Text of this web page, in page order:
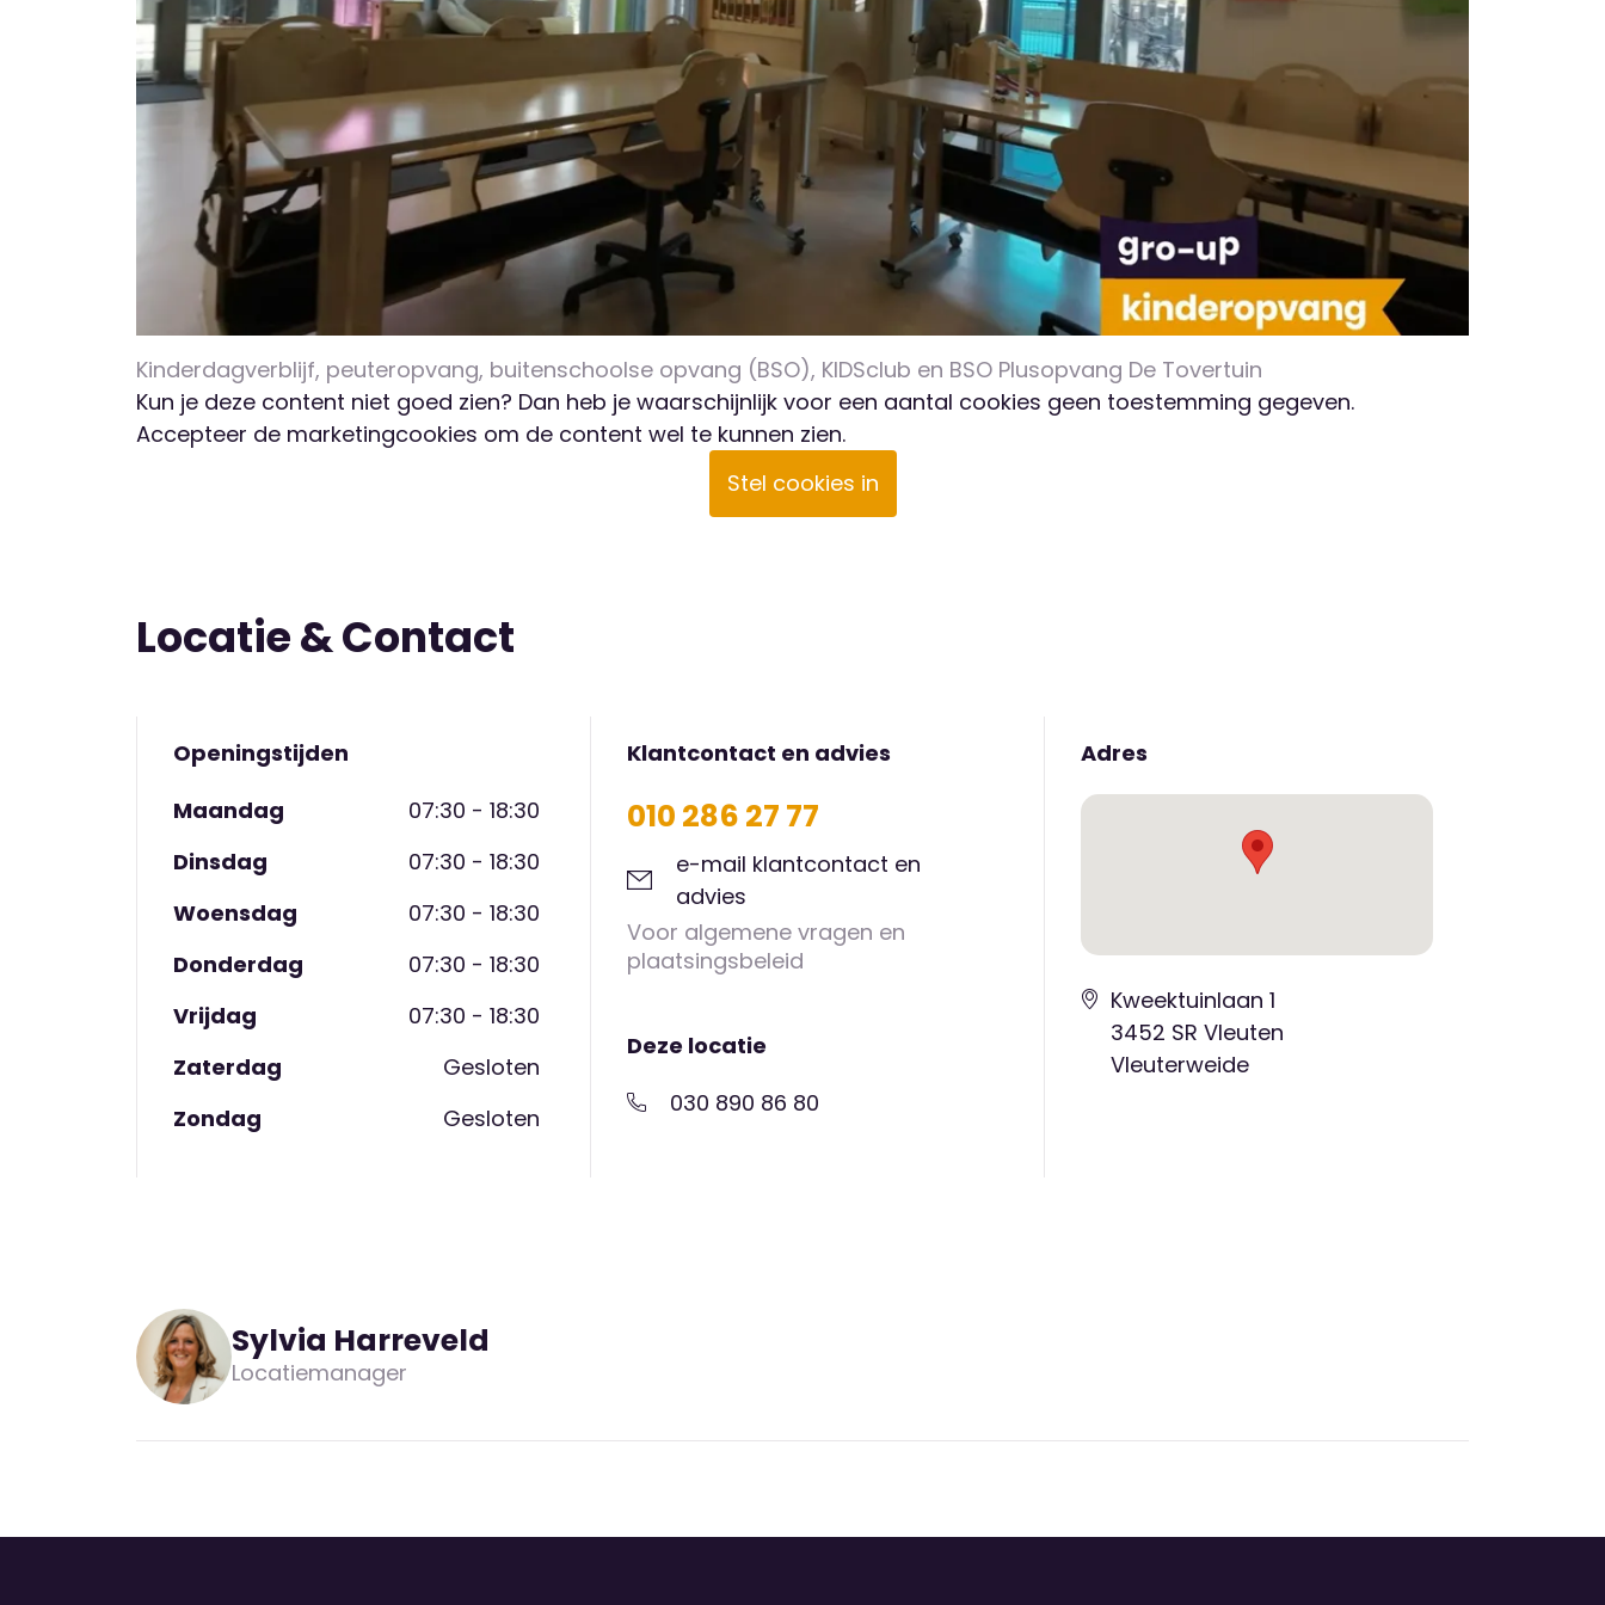
Kinderdagverblijf, peuteropvang, buitenschoolse opvang (BSO), KIDSclub en BSO Plusopvang De Tovertuin
Kun je deze content niet goed zien? Dan heb je waarschijnlijk voor een aantal cookies geen toestemming gegeven.
Accepteer de marketingcookies om de content wel te kunnen zien.
Stel cookies in
Locatie & Contact
Openingstijden
Maandag
07:30 - 18:30
Dinsdag
07:30 - 18:30
Woensdag
07:30 - 18:30
Donderdag
07:30 - 18:30
Vrijdag
07:30 - 18:30
Zaterdag
Gesloten
Zondag
Gesloten
Klantcontact en advies
010 286 27 77
e-mail klantcontact en
advies
Voor algemene vragen en
plaatsingsbeleid
Deze locatie
030 890 86 80
Adres
Kweektuinlaan 1
3452 SR Vleuten
Vleuterweide
Sylvia Harreveld
Locatiemanager